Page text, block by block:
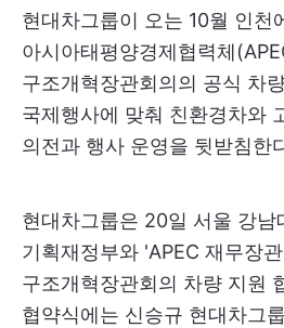
현대차그룹이 오는 10월 인천
아시아태평양경제협력체
구조개혁장관회의의 공식 차
국제행사에 맞춰 친환경차와
의전과 행사 운영을 뒷받침한
현대차그룹은 20일 서울 강남
기획재정부와 'APEC 재무장
구조개혁장관회의 차량 지원
협약식에는 신승규 현대차그